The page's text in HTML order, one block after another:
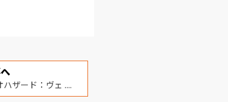
ザード：ヴェ ....